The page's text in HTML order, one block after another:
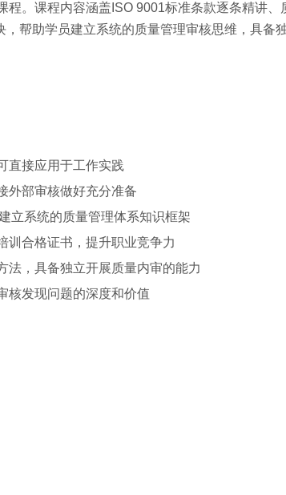
。课程内容涵盖ISO 9001标准条款逐条精讲、
帮助学员建立系统的质量管理审核思维，具备
直接应用于工作实践
外部审核做好充分准备
立系统的质量管理体系知识框架
训合格证书，提升职业竞争力
法，具备独立开展质量内审的能力
核发现问题的深度和价值